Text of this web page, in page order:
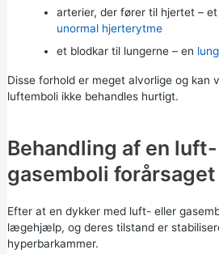
arterier, der fører til hjertet – et
unormal hjerterytme
et blodkar til lungerne – en
Disse forhold er meget alvorlige og
luftemboli ikke behandles hurtigt.
Behandling af en
gasemboli
Efter at en dykker med luft- eller
lægehjælp, og deres tilstand er
hyperbarkammer.